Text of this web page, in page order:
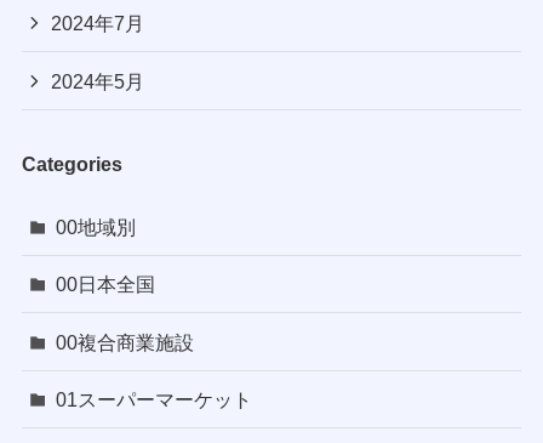
2024年7月
2024年5月
Categories
00地域別
00日本全国
00複合商業施設
01スーパーマーケット